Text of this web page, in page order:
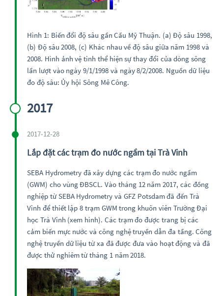
Hình 1: Biến đổi độ sâu gần Cầu Mỹ Thuận. (a) Độ sâu 1998,
(b) Độ sâu 2008, (c) Khác nhau về độ sâu giữa năm 1998 và
2008. Hình ảnh vệ tinh thể hiện sự thay đổi của dòng sông
lần lượt vào ngày 9/1/1998 và ngày 8/2/2008. Nguồn dữ liệu
đo độ sâu: Ủy hội Sông Mê Công.
2017
2017-12-28
Lắp đặt các trạm đo nước ngầm tại Trà Vinh
SEBA Hydrometry đã xây dựng các trạm đo nước ngầm
(GWM) cho vùng ĐBSCL. Vào tháng 12 năm 2017, các đồng
nghiệp từ SEBA Hydrometry và GFZ Potsdam đã đến Trà
Vinh để thiết lập 8 trạm GWM trong khuôn viên Trường Đại
học Trà Vinh (xem hình). Các trạm đo được trang bị các
cảm biến mực nước và công nghệ truyền dẫn đa tầng. Công
nghệ truyền dữ liệu từ xa đã được đưa vào hoạt động và đã
được thử nghiêm từ tháng 1 năm 2018.